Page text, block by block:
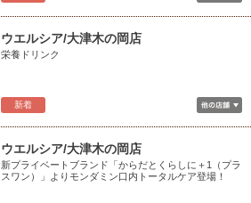
新着
ウエルシア/大津木の岡店
栄養ドリンク
ウエルシア/大津木の岡店
新プライベートブランド「からだとくらしに＋1（プラ
スワン）」よりモンダミン口内トータルケア登場！